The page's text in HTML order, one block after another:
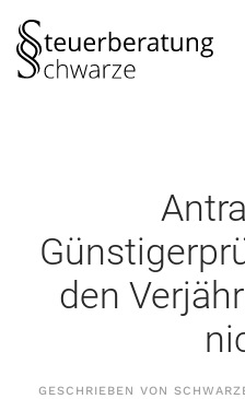
Zum Hauptinhalt springen
den
GESCHRIEBEN VON